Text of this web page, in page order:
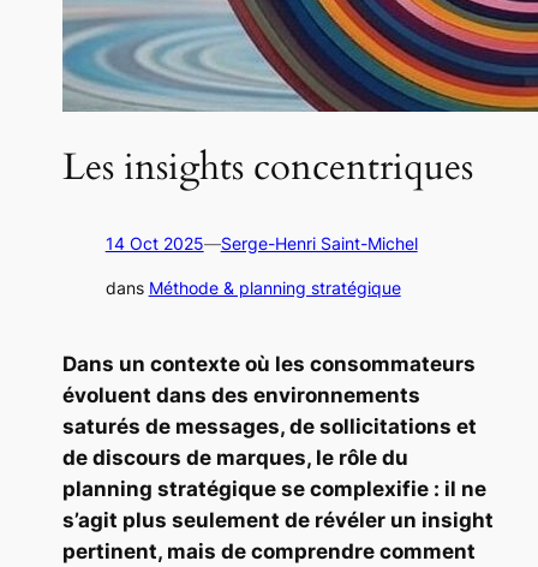
Les insights concentriques
14 Oct 2025—Serge-Henri Saint-Michel
dans Méthode & planning stratégique
Dans un contexte où les consommateurs
évoluent dans des environnements
saturés de messages, de sollicitations et
de discours de marques, le rôle du
planning stratégique se complexifie : il ne
s’agit plus seulement de révéler un insight
pertinent, mais de comprendre comment